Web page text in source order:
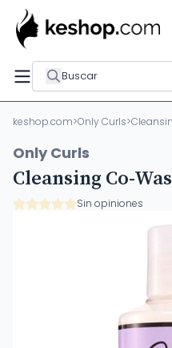
Buscar
keshop.com>Only Curls>
Only Curls
Cleansing Co-
Sin opiniones